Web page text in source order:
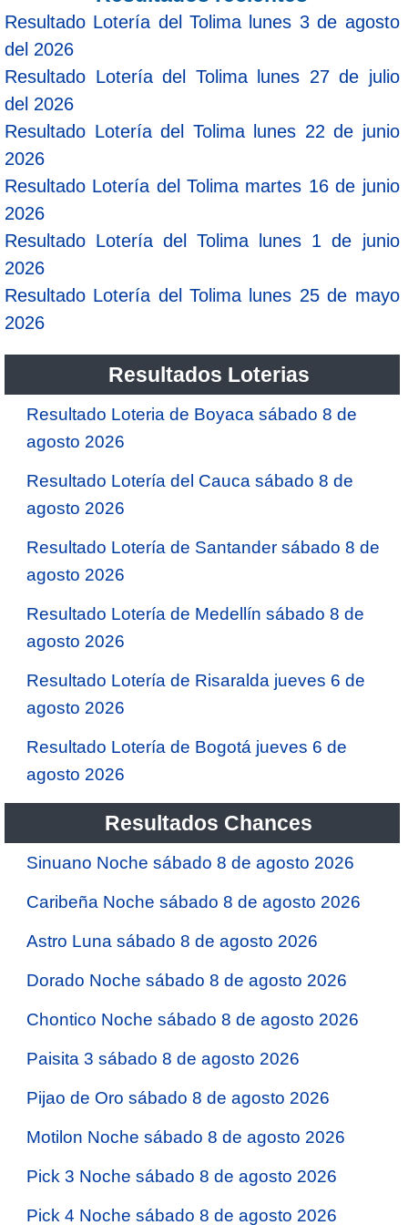
Resultado Lotería del Tolima lunes 3 de agosto
del 2026
Resultado Lotería del Tolima lunes 27 de julio
del 2026
Resultado Lotería del Tolima lunes 22 de junio
2026
Resultado Lotería del Tolima martes 16 de junio
2026
Resultado Lotería del Tolima lunes 1 de junio
2026
Resultado Lotería del Tolima lunes 25 de mayo
2026
Resultados Loterias
Resultado Loteria de Boyaca sábado 8 de
agosto 2026
Resultado Lotería del Cauca sábado 8 de
agosto 2026
Resultado Lotería de Santander sábado 8 de
agosto 2026
Resultado Lotería de Medellín sábado 8 de
agosto 2026
Resultado Lotería de Risaralda jueves 6 de
agosto 2026
Resultado Lotería de Bogotá jueves 6 de
agosto 2026
Resultados Chances
Sinuano Noche sábado 8 de agosto 2026
Caribeña Noche sábado 8 de agosto 2026
Astro Luna sábado 8 de agosto 2026
Dorado Noche sábado 8 de agosto 2026
Chontico Noche sábado 8 de agosto 2026
Paisita 3 sábado 8 de agosto 2026
Pijao de Oro sábado 8 de agosto 2026
Motilon Noche sábado 8 de agosto 2026
Pick 3 Noche sábado 8 de agosto 2026
Pick 4 Noche sábado 8 de agosto 2026